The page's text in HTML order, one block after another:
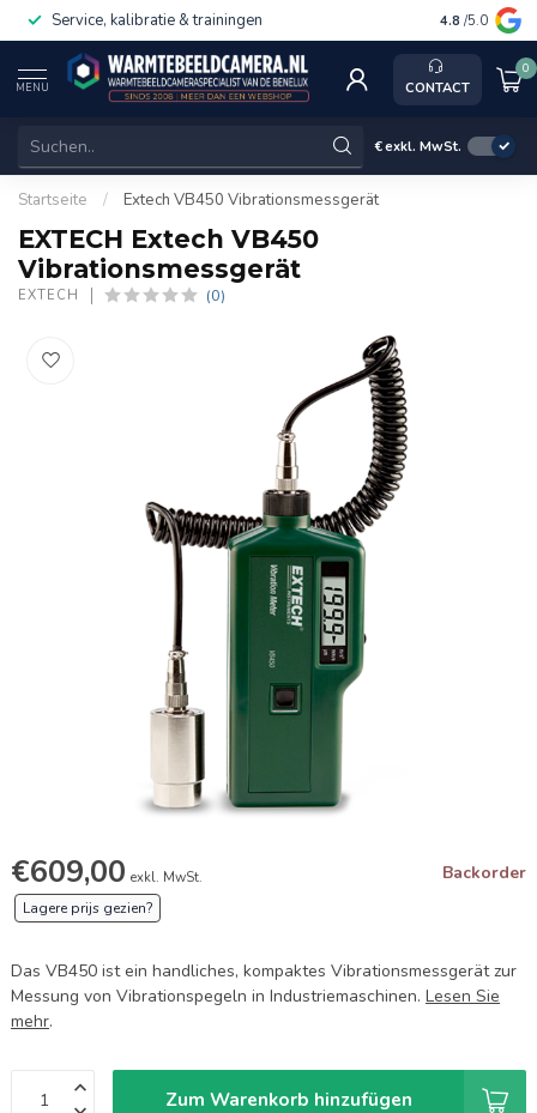
Service, kalibratie & trainingen 4.8 /5.0
MENU CONTACT
0
€exkl. MwSt.
Startseite / Extech VB450 Vibrationsmessgerät
EXTECH Extech VB450
Vibrationsmessgerät
EXTECH (0)
€609,00 exkl. MwSt. Backorder
Lagere prijs gezien?
Das VB450 ist ein handliches, kompaktes Vibrationsmessgerät zur
Messung von Vibrationspegeln in Industriemaschinen. Lesen Sie
mehr.
Zum Warenkorb hinzufügen